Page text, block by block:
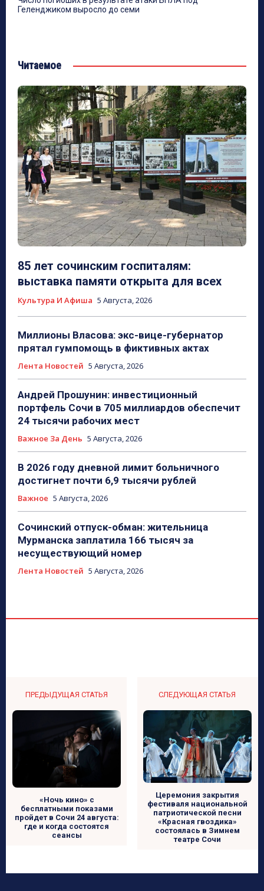
Геленджиком выросло до семи
Читаемое
85 лет сочинским госпиталям:
выставка памяти открыта для всех
Культура И Афиша 5 Августа, 2026
Миллионы Власова: экс-вице-губернатор
прятал гумпомощь в фиктивных актах
Лента Новостей 5 Августа, 2026
Андрей Прошунин: инвестиционный
портфель Сочи в 705 миллиардов обеспечит
24 тысячи рабочих мест
Важное За День 5 Августа, 2026
В 2026 году дневной лимит больничного
достигнет почти 6,9 тысячи рублей
Важное 5 Августа, 2026
Сочинский отпуск-обман: жительница
Мурманска заплатила 166 тысяч за
несуществующий номер
Лента Новостей 5 Августа, 2026
ПРЕДЫДУЩАЯ СТАТЬЯ
«Ночь кино» с
бесплатными показами
пройдет в Сочи 24 августа:
где и когда состоятся
сеансы
СЛЕДУЮЩАЯ СТАТЬЯ
Церемония закрытия
фестиваля национальной
патриотической песни
«Красная гвоздика»
состоялась в Зимнем
театре Сочи